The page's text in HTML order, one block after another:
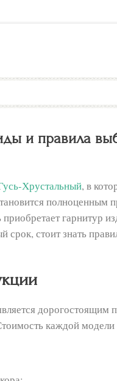
и правила
Хрустальный, в
полноценным
гарнитур
срок, стоит знать
дорогостоящим
каждой